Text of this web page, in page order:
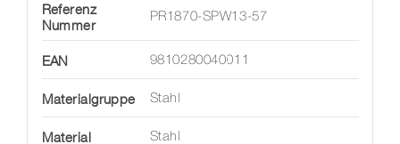
Referenz
Nummer
PR1870-SPW13-57
EAN 9810280040011
Materialgruppe Stahl
Material Stahl